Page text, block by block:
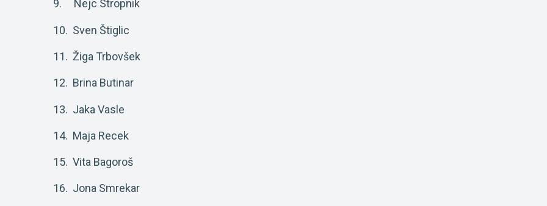
9. Nejc Stropnik
10. Sven Štiglic
11. Žiga Trbovšek
12. Brina Butinar
13. Jaka Vasle
14. Maja Recek
15. Vita Bagoroš
16. Jona Smrekar